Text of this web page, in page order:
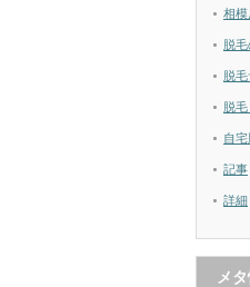
相模
脱
脱
脱
自
記事
詳細
メ